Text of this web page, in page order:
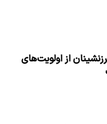
از اولویت‌های